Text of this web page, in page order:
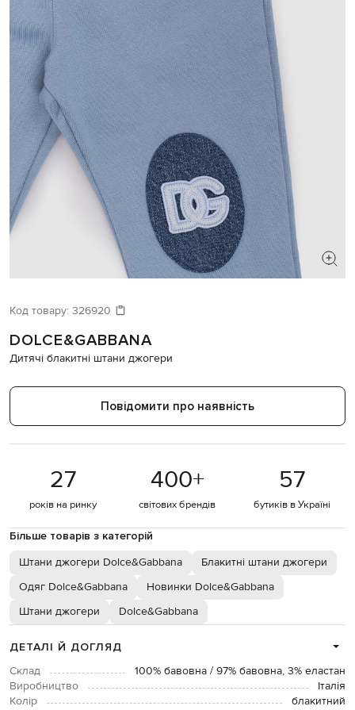
Код товару: 326920
DOLCE&GABBANA
Дитячі блакитні штани джогери
Повідомити про наявність
27
років на ринку
400+
світових брендів
57
бутиків в Україні
Більше товарів з категорій
Штани джогери Dolce&Gabbana
Блакитні штани джогери
Одяг Dolce&Gabbana
Новинки Dolce&Gabbana
Штани джогери
Dolce&Gabbana
ДЕТАЛІ Й ДОГЛЯД
Склад
100% бавовна / 97% бавовна, 3% еластан
Виробництво
Італія
Колір
блакитний